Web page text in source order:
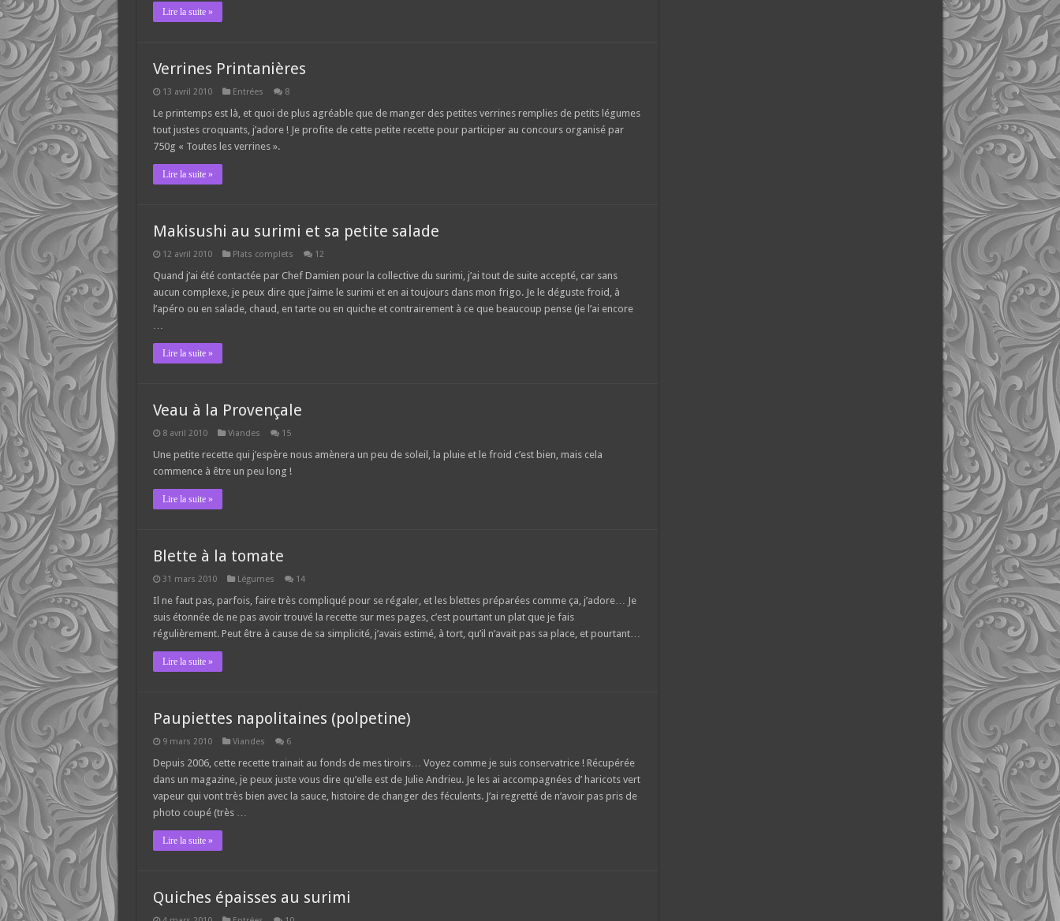
Lire la suite »
Verrines Printanières
13 avril 2010 Entrées 8
Le printemps est là, et quoi de plus agréable que de manger des petites verrines remplies de petits légumes
tout justes croquants, j’adore ! Je profite de cette petite recette pour participer au concours organisé par
750g « Toutes les verrines ».
Lire la suite »
Makisushi au surimi et sa petite salade
12 avril 2010 Plats complets 12
Quand j’ai été contactée par Chef Damien pour la collective du surimi, j’ai tout de suite accepté, car sans
aucun complexe, je peux dire que j’aime le surimi et en ai toujours dans mon frigo. Je le déguste froid, à
l’apéro ou en salade, chaud, en tarte ou en quiche et contrairement à ce que beaucoup pense (je l’ai encore
…
Lire la suite »
Veau à la Provençale
8 avril 2010 Viandes 15
Une petite recette qui j’espère nous amènera un peu de soleil, la pluie et le froid c’est bien, mais cela
commence à être un peu long !
Lire la suite »
Blette à la tomate
31 mars 2010 Légumes 14
Il ne faut pas, parfois, faire très compliqué pour se régaler, et les blettes préparées comme ça, j’adore… Je
suis étonnée de ne pas avoir trouvé la recette sur mes pages, c’est pourtant un plat que je fais
régulièrement. Peut être à cause de sa simplicité, j’avais estimé, à tort, qu’il n’avait pas sa place, et pourtant…
Lire la suite »
Paupiettes napolitaines (polpetine)
9 mars 2010 Viandes 6
Depuis 2006, cette recette trainait au fonds de mes tiroirs… Voyez comme je suis conservatrice ! Récupérée
dans un magazine, je peux juste vous dire qu’elle est de Julie Andrieu. Je les ai accompagnées d’ haricots vert
vapeur qui vont très bien avec la sauce, histoire de changer des féculents. J’ai regretté de n’avoir pas pris de
photo coupé (très …
Lire la suite »
Quiches épaisses au surimi